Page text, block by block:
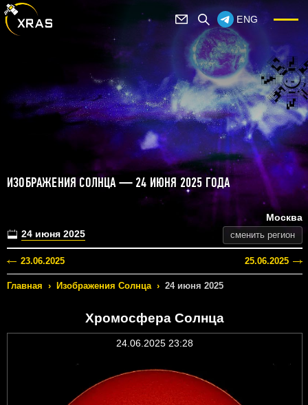
ENG
ИЗОБРАЖЕНИЯ СОЛНЦА — 24 ИЮНЯ 2025 ГОДА
24 июня 2025
Москва
сменить регион
23.06.2025 25.06.2025
Главная › Изображения Солнца › 24 июня 2025
Хромосфера Солнца
24.06.2025 23:28